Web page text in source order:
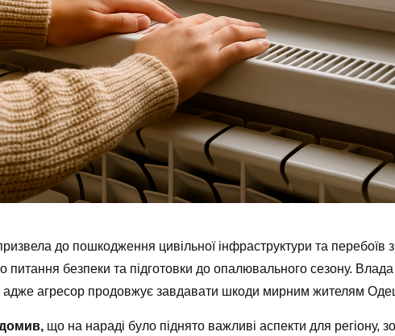
до пошкодження цивільної інфраструктури та перебоїв
питання безпеки та підготовки до опалювального сезону.
адже агресор продовжує завдавати шкоди мирним жителям
що на нараді було піднято важливі аспекти для регіону,